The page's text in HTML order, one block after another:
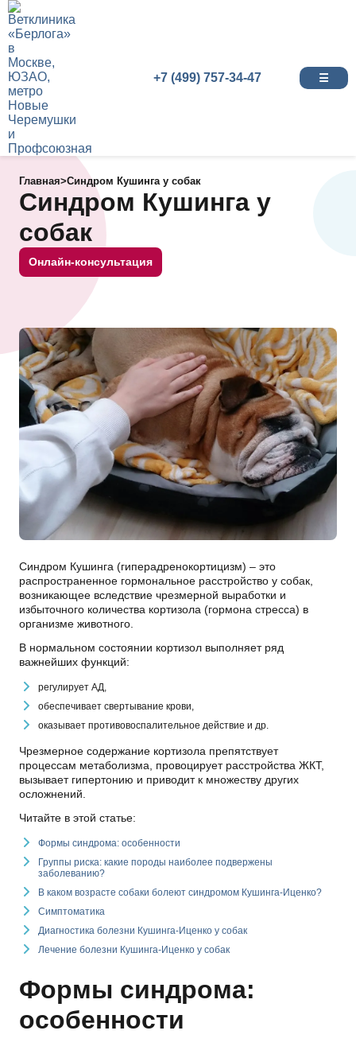
+7 (499) 757-34-47 ☰
Главная>Синдром Кушинга у собак
Синдром Кушинга у
собак
Онлайн-консультация
Синдром Кушинга (гиперадренокортицизм) – это
распространенное гормональное расстройство у собак,
возникающее вследствие чрезмерной выработки и
избыточного количества кортизола (гормона стресса) в
организме животного.
В нормальном состоянии кортизол выполняет ряд
важнейших функций:
регулирует АД,
обеспечивает свертывание крови,
оказывает противовоспалительное действие и др.
Чрезмерное содержание кортизола препятствует
процессам метаболизма, провоцирует расстройства ЖКТ,
вызывает гипертонию и приводит к множеству других
осложнений.
Читайте в этой статье:
Формы синдрома: особенности
Группы риска: какие породы наиболее подвержены
заболеванию?
В каком возрасте собаки болеют синдромом Кушинга-Иценко?
Симптоматика
Диагностика болезни Кушинга-Иценко у собак
Лечение болезни Кушинга-Иценко у собак
Формы синдрома:
особенности